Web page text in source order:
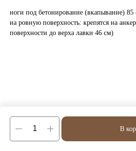
В
ноги под бетонирование (вкапывание)
на ровную поверхность: крепятся на
поверхности до верха лавки 46 см)